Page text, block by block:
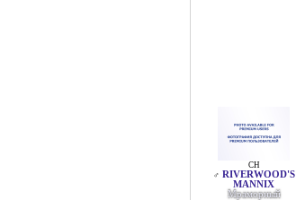
CH
♂ RIVERWOOD'S
MANNIX
Мраморный